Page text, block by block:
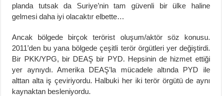
planda tutsak da Suriye’nin tam güvenli bir ülke haline
gelmesi daha iyi olacaktır elbette…
Ancak bölgede birçok terörist oluşum/aktör söz konusu.
2011’den bu yana bölgede çeşitli terör örgütleri yer değiştirdi.
Bir PKK/YPG, bir DEAŞ bir PYD. Hepsinin de hizmet ettiği
yer aynıydı. Amerika DEAŞ’la mücadele altında PYD ile
alttan alta iş çeviriyordu. Halbuki her iki terör örgütü de aynı
kaynaktan besleniyordu.